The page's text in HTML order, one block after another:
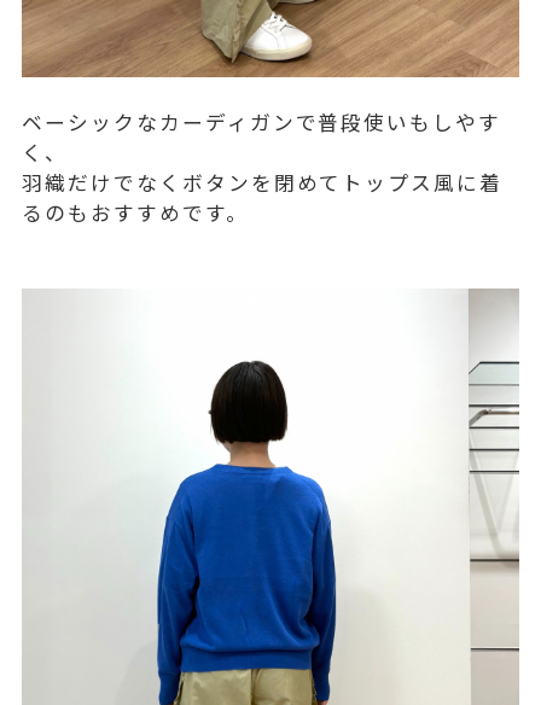
ベーシックなカーディガンで普段使いもしやす
く、
羽織だけでなくボタンを閉めてトップス風に着
るのもおすすめです。